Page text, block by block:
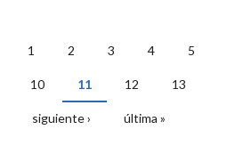
1 2 3 4 5
10 11 12 13
siguiente › última »